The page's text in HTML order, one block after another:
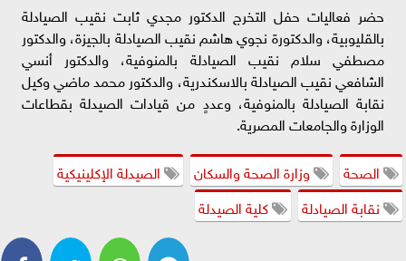
حضر فعاليات حفل التخرج الدكتور مجدي ثابت نقيب الصيادلة
بالقليوبية، والدكتورة نجوي هاشم نقيب الصيادلة بالجيزة، والدكتور
مصطفي سلام نقيب الصيادلة بالمنوفية، والدكتور أنسي
الشافعي نقيب الصيادلة بالاسكندرية، والدكتور محمد ماضي وكيل
نقابة الصيادلة بالمنوفية، وعددٍ من قيادات الصيدلة بقطاعات
الوزارة والجامعات المصرية.
الصحة
وزارة الصحة والسكان
الصيدلة الإكلينيكية
نقابة الصيادلة
كلية الصيدلة